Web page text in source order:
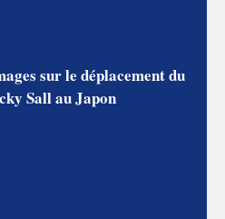
sur le déplacement du
Sall au Japon